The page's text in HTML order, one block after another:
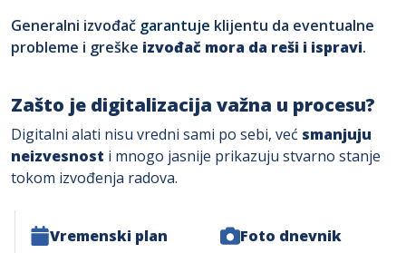
Generalni izvođač garantuje klijentu da eventualne
probleme i greške izvođač mora da reši i ispravi.
Zašto je digitalizacija važna u procesu?
Digitalni alati nisu vredni sami po sebi, već smanjuju
neizvesnost i mnogo jasnije prikazuju stvarno stanje
tokom izvođenja radova.
Vremenski plan
Foto dnevnik